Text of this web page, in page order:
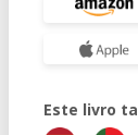
Este livro